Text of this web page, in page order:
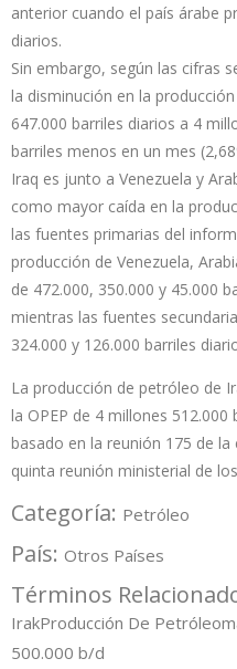
anterior cuando el país árabe
diarios.
Sin embargo, según las cifras
la disminución en la
647.000 barriles diarios a 4
barriles menos en un mes
Iraq es junto a Venezuela y
como mayor caída en la
las fuentes primarias del
producción de Venezuela,
de 472.000, 350.000 y 45.000
mientras las fuentes
324.000 y 126.000 barriles
La producción de petróleo de
la OPEP de 4 millones
basado en la reunión 175 de
quinta reunión ministerial de
Categoría: Petróleo
País: Otros Países
Términos
IrakProducción De Petróleo
500.000 b/d